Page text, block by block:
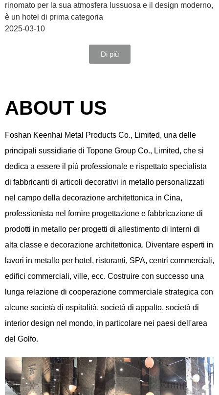
rinomato per la sua atmosfera lussuosa e il design moderno,
è un hotel di prima categoria
2025-03-10
Di più
ABOUT US
Foshan Keenhai Metal Products Co., Limited, una delle
principali sussidiarie di Topone Group Co., Limited, che si
dedica a essere il più professionale e rispettato specialista
di fabbricanti di articoli decorativi in metallo personalizzati
nel campo della decorazione architettonica in Cina,
professionista nel fornire progettazione e fabbricazione di
prodotti in metallo per progetti di allestimento di interni di
alta classe e decorazione architettonica. Diventare esperti in
lavori in metallo per hotel, ristoranti, SPA, centri commerciali,
edifici commerciali, ville, ecc. Costruire con successo una
lunga relazione di cooperazione commerciale strategica con
alcune società di ospitalità, società di appalto, società di
interior design nel mondo, in particolare nei paesi dell'area
del Golfo.